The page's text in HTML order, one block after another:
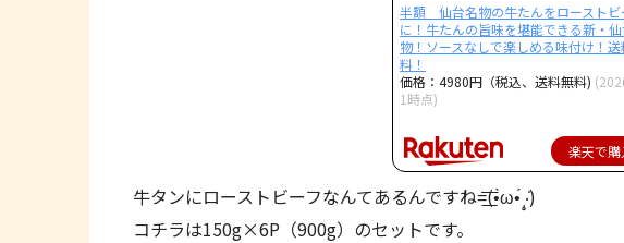
半額 仙台名物の牛たんをローストビ
に！牛たんの旨味を堪能できる新・
物！ソースなしで楽しめる味付け！
料！
価格：4980円（税込、送料無料)
1時点)
楽天で購
牛タンにローストビーフなんてあるんですね=͟͟͞͞(•̀ω•́ ‧̣̥̇)
コチラは150g×6P（900g）のセットです。